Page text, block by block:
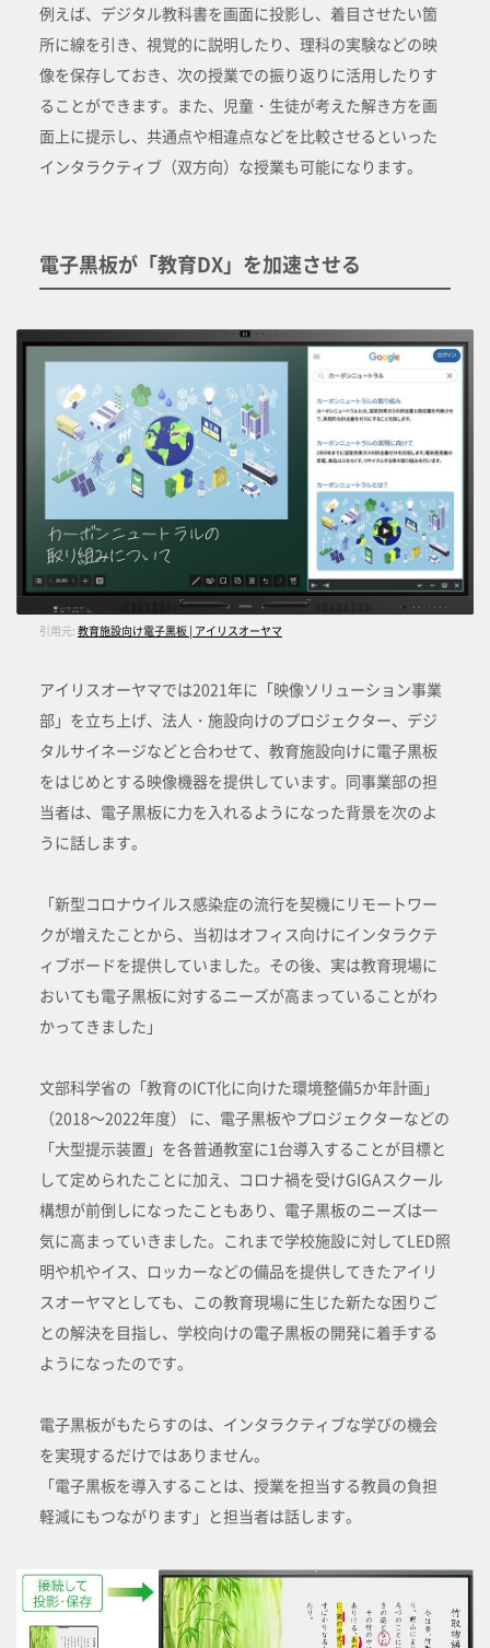
例えば、デジタル教科書を画面に投影し、着目させたい箇
所に線を引き、視覚的に説明したり、理科の実験などの映
像を保存しておき、次の授業での振り返りに活用したりす
ることができます。また、児童・生徒が考えた解き方を画
面上に提示し、共通点や相違点などを比較させるといった
インタラクティブ（双方向）な授業も可能になります。
電子黒板が「教育DX」を加速させる
引用元: 教育施設向け電子黒板 | アイリスオーヤマ
アイリスオーヤマでは2021年に「映像ソリューション事業
部」を立ち上げ、法人・施設向けのプロジェクター、デジ
タルサイネージなどと合わせて、教育施設向けに電子黒板
をはじめとする映像機器を提供しています。同事業部の担
当者は、電子黒板に力を入れるようになった背景を次のよ
うに話します。
「新型コロナウイルス感染症の流行を契機にリモートワー
クが増えたことから、当初はオフィス向けにインタラクテ
ィブボードを提供していました。その後、実は教育現場に
おいても電子黒板に対するニーズが高まっていることがわ
かってきました」
文部科学省の「教育のICT化に向けた環境整備5か年計画」
（2018～2022年度） に、電子黒板やプロジェクターなどの
「大型提示装置」を各普通教室に1台導入することが目標と
して定められたことに加え、コロナ禍を受けGIGAスクール
構想が前倒しになったこともあり、電子黒板のニーズは一
気に高まっていきました。これまで学校施設に対してLED照
明や机やイス、ロッカーなどの備品を提供してきたアイリ
スオーヤマとしても、この教育現場に生じた新たな困りご
との解決を目指し、学校向けの電子黒板の開発に着手する
ようになったのです。
電子黒板がもたらすのは、インタラクティブな学びの機会
を実現するだけではありません。
「電子黒板を導入することは、授業を担当する教員の負担
軽減にもつながります」と担当者は話します。